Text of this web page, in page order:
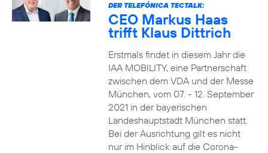
DER TELEFÓNICA TECTALK:
CEO Markus Haas
trifft Klaus Dittrich
Erstmals findet in diesem Jahr die
IAA MOBILITY, eine Partnerschaft
zwischen dem VDA und der Messe
München, vom 07. - 12. September
2021 in der bayerischen
Landeshauptstadt München statt.
Bei der Ausrichtung gilt es nicht
nur im Hinblick auf die Corona-